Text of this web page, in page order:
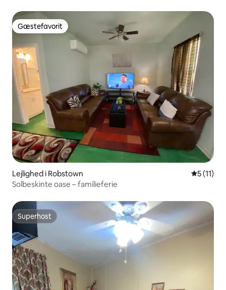
Gæstefavorit
Gæstefavorit
Lejlighed i Robstown 5 ud af 5
5 (11)
Solbeskinte oase – familieferie
Superhost
Superhost